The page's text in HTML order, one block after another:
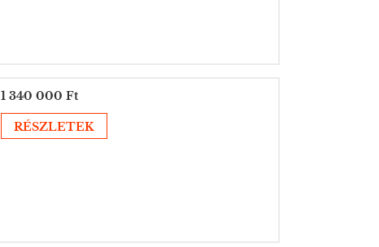
1 340 000 Ft
RÉSZLETEK